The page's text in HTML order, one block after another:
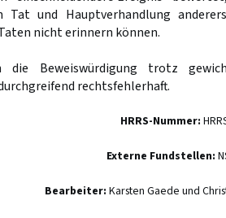
Tat und Hauptverhandlung
nicht erinnern können.
die Beweiswürdigung trotz
rechtsfehlerhaft.
HRRS-Nummer:
Externe Fundstellen:
Bearbeiter: Karsten Gaede und